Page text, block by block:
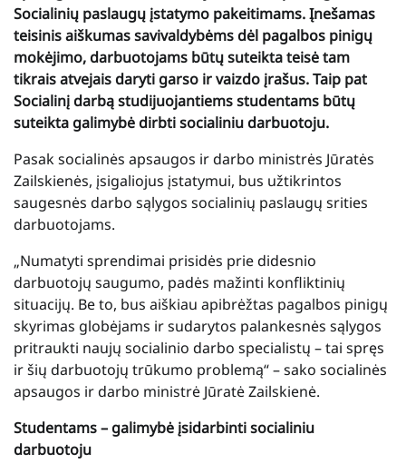
Socialinių paslaugų įstatymo pakeitimams. Įnešamas
teisinis aiškumas savivaldybėms dėl pagalbos pinigų
mokėjimo, darbuotojams būtų suteikta teisė tam
tikrais atvejais daryti garso ir vaizdo įrašus. Taip pat
Socialinį darbą studijuojantiems studentams būtų
suteikta galimybė dirbti socialiniu darbuotoju.
Pasak socialinės apsaugos ir darbo ministrės Jūratės
Zailskienės, įsigaliojus įstatymui, bus užtikrintos
saugesnės darbo sąlygos socialinių paslaugų srities
darbuotojams.
„Numatyti sprendimai prisidės prie didesnio
darbuotojų saugumo, padės mažinti konfliktinių
situacijų. Be to, bus aiškiau apibrėžtas pagalbos pinigų
skyrimas globėjams ir sudarytos palankesnės sąlygos
pritraukti naujų socialinio darbo specialistų – tai spręs
ir šių darbuotojų trūkumo problemą“ – sako socialinės
apsaugos ir darbo ministrė Jūratė Zailskienė.
Studentams – galimybė įsidarbinti socialiniu
darbuotoju